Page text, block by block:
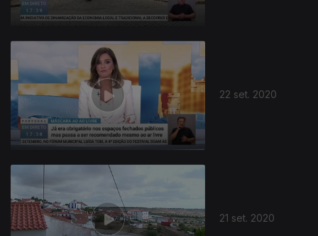
22 set. 2020
21 set. 2020
493987